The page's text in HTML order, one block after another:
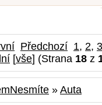
Předchozí 1, 2, 3
[vše] (Strana 18 z
» Auta